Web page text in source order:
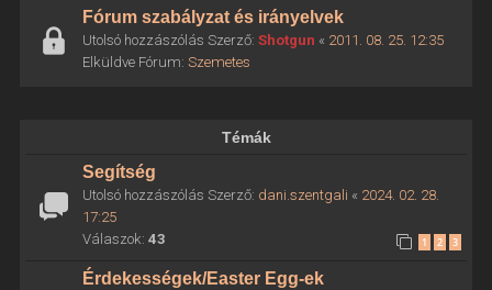
Fórum szabályzat és irányelvek
Utolsó hozzászólás Szerző: Shotgun « 2011. 08. 25. 12:35
Elküldve Fórum: Szemetes
Témák
Segítség
Utolsó hozzászólás Szerző: dani.szentgali « 2024. 02. 28.
17:25
Válaszok: 43 1 2 3
Érdekességek/Easter Egg-ek